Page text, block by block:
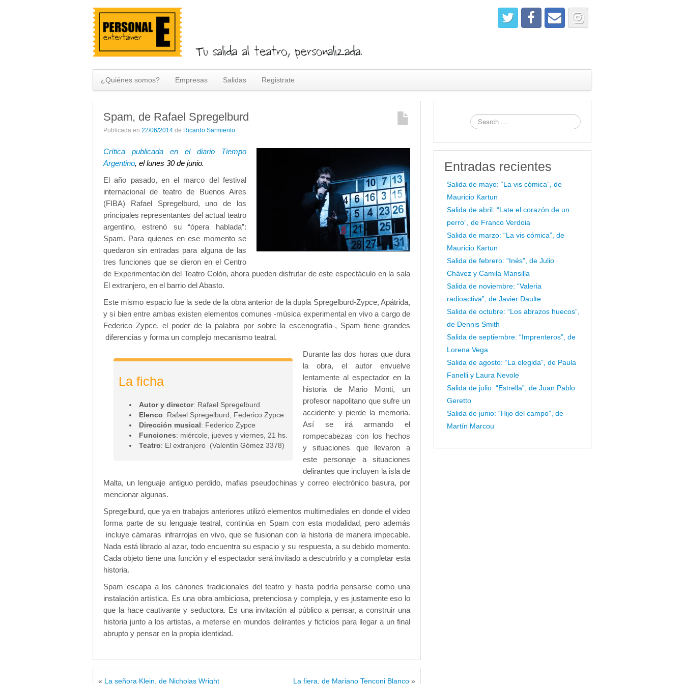
¿Quiénes somos? Empresas Salidas Registrate
Spam, de Rafael Spregelburd
Publicada en 22/06/2014 de Ricardo Sarmiento
Crítica publicada en el diario Tiempo
Argentino, el lunes 30 de junio.
El año pasado, en el marco del festival
internacional de teatro de Buenos Aires
(FIBA) Rafael Spregelburd, uno de los
principales representantes del actual teatro
argentino, estrenó su “ópera hablada”:
Spam. Para quienes en ese momento se
quedaron sin entradas para alguna de las
tres funciones que se dieron en el Centro
de Experimentación del Teatro Colón, ahora pueden disfrutar de este espectáculo en la sala
El extranjero, en el barrio del Abasto.
Este mismo espacio fue la sede de la obra anterior de la dupla Spregelburd-Zypce, Apátrida,
y si bien entre ambas existen elementos comunes -música experimental en vivo a cargo de
Federico Zypce, el poder de la palabra por sobre la escenografía-, Spam tiene grandes
diferencias y forma un complejo mecanismo teatral.
La ficha
Autor y director: Rafael Spregelburd
Elenco: Rafael Spregelburd, Federico Zypce
Dirección musical: Federico Zypce
Funciones: miércole, jueves y viernes, 21 hs.
Teatro: El extranjero (Valentín Gómez 3378)
Durante las dos horas que dura
la obra, el autor envuelve
lentamente al espectador en la
historia de Mario Monti, un
profesor napolitano que sufre un
accidente y pierde la memoria.
Así se irá armando el
rompecabezas con los hechos
y situaciones que llevaron a
este personaje a situaciones
delirantes que incluyen la isla de
Malta, un lenguaje antiguo perdido, mafias pseudochinas y correo electrónico basura, por
mencionar algunas.
Spregelburd, que ya en trabajos anteriores utilizó elementos multimediales en donde el video
forma parte de su lenguaje teatral, continúa en Spam con esta modalidad, pero además
incluye cámaras infrarrojas en vivo, que se fusionan con la historia de manera impecable.
Nada está librado al azar, todo encuentra su espacio y su respuesta, a su debido momento.
Cada objeto tiene una función y el espectador será invitado a descubrirlo y a completar esta
historia.
Spam escapa a los cánones tradicionales del teatro y hasta podría pensarse como una
instalación artística. Es una obra ambiciosa, pretenciosa y compleja, y es justamente eso lo
que la hace cautivante y seductora. Es una invitación al público a pensar, a construir una
historia junto a los artistas, a meterse en mundos delirantes y ficticios para llegar a un final
abrupto y pensar en la propia identidad.
« La señora Klein, de Nicholas Wright La fiera, de Mariano Tenconi Blanco»
Entradas recientes
Salida de mayo: “La vis cómica”, de
Mauricio Kartun
Salida de abril: “Late el corazón de un
perro”, de Franco Verdoia
Salida de marzo: “La vis cómica”, de
Mauricio Kartun
Salida de febrero: “Inés”, de Julio
Chávez y Camila Mansilla
Salida de noviembre: “Valeria
radioactiva”, de Javier Daulte
Salida de octubre: “Los abrazos huecos”,
de Dennis Smith
Salida de septiembre: “Imprenteros”, de
Lorena Vega
Salida de agosto: “La elegida”, de Paula
Fanelli y Laura Nevole
Salida de julio: “Estrella”, de Juan Pablo
Geretto
Salida de junio: “Hijo del campo”, de
Martín Marcou